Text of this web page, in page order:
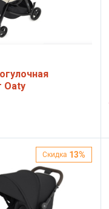
Oaty
Скидка 13%